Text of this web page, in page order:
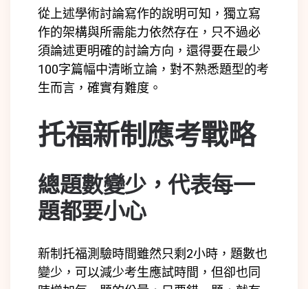
從上述學術討論寫作的說明可知，獨立寫
作的架構與所需能力依然存在，只不過必
須論述更明確的討論方向，還得要在最少
100字篇幅中清晰立論，對不熟悉題型的考
生而言，確實有難度。
托福新制應考戰略
總題數變少，代表每一
題都要小心
新制托福測驗時間雖然只剩2小時，題數也
變少，可以減少考生應試時間，但卻也同